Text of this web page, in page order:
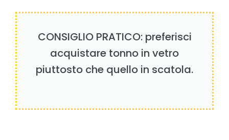
CONSIGLIO PRATICO: preferisci
acquistare tonno in vetro
piuttosto che quello in scatola.